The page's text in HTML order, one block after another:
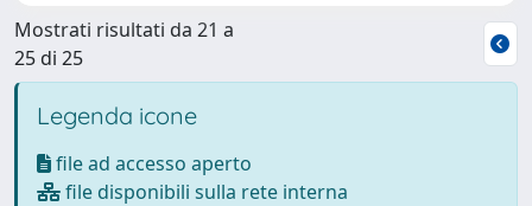
Mostrati risultati da 21 a
25 di 25
Legenda icone
file ad accesso aperto
file disponibili sulla rete interna